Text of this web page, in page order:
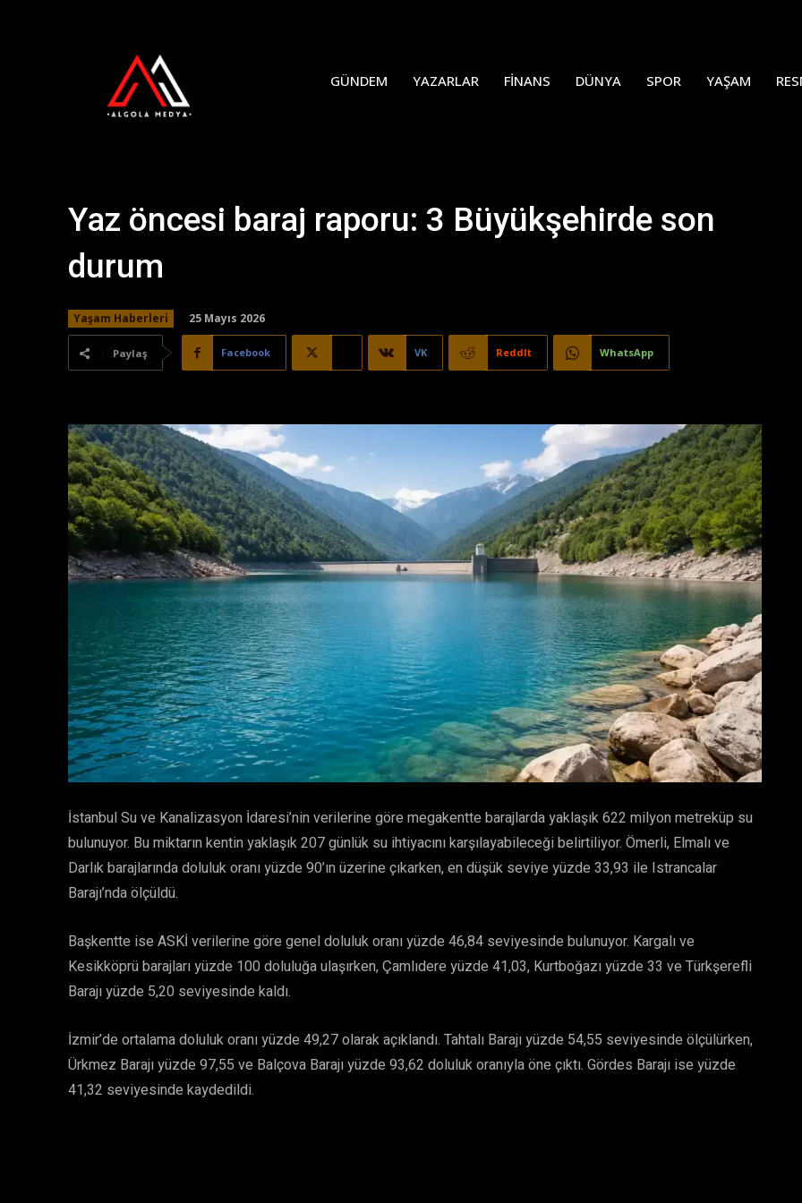
GÜNDEM YAZARLAR FINANS DÜNYA SPOR YAŞAM
Yaz öncesi baraj raporu: 3 Büyükşehirde son
durum
Yaşam Haberleri 25 Mayıs 2026
Paylaş Facebook VK ReddIt WhatsApp
İstanbul Su ve Kanalizasyon İdaresi’nin verilerine göre megakentte barajlarda yaklaşık 622 milyon metreküp su
bulunuyor. Bu miktarın kentin yaklaşık 207 günlük su ihtiyacını karşılayabileceği belirtiliyor. Ömerli, Elmalı ve
Darlık barajlarında doluluk oranı yüzde 90’ın üzerine çıkarken, en düşük seviye yüzde 33,93 ile Istrancalar
Barajı’nda ölçüldü.
Başkentte ise ASKİ verilerine göre genel doluluk oranı yüzde 46,84 seviyesinde bulunuyor. Kargalı ve
Kesikköprü barajları yüzde 100 doluluğa ulaşırken, Çamlıdere yüzde 41,03, Kurtboğazı yüzde 33 ve Türkşerefli
Barajı yüzde 5,20 seviyesinde kaldı.
İzmir’de ortalama doluluk oranı yüzde 49,27 olarak açıklandı. Tahtalı Barajı yüzde 54,55 seviyesinde ölçülürken,
Ürkmez Barajı yüzde 97,55 ve Balçova Barajı yüzde 93,62 doluluk oranıyla öne çıktı. Gördes Barajı ise yüzde
41,32 seviyesinde kaydedildi.